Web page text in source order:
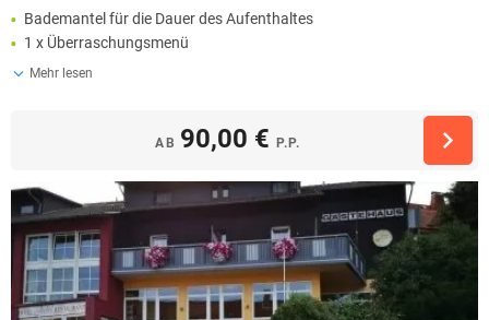
Bademantel für die Dauer des Aufenthaltes
1 x Überraschungsmenü
Mehr lesen
AB 90,00 € P.P.